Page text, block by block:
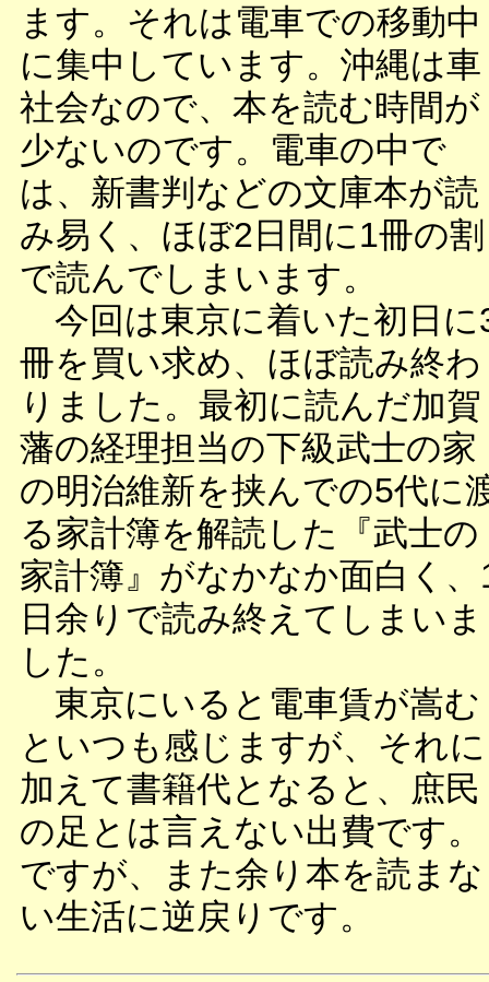
ます。それは電車での移動中
に集中しています。沖縄は車
社会なので、本を読む時間が
少ないのです。電車の中で
は、新書判などの文庫本が読
み易く、ほぼ2日間に1冊の割
で読んでしまいます。
今回は東京に着いた初日に
冊を買い求め、ほぼ読み終わ
りました。最初に読んだ加賀
藩の経理担当の下級武士の家
の明治維新を挟んでの5代に
る家計簿を解読した『武士の
家計簿』がなかなか面白く、
日余りで読み終えてしまいま
した。
東京にいると電車賃が嵩む
といつも感じますが、それに
加えて書籍代となると、庶民
の足とは言えない出費です。
ですが、また余り本を読まな
い生活に逆戻りです。